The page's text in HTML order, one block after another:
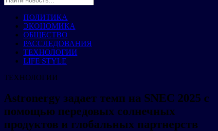
ПОЛИТИКА
ЭКОНОМИКА
ОБЩЕСТВО
РАССЛЕДОВАНИЯ
ТЕХНОЛОГИИ
LIFE STYLE
ТЕХНОЛОГИИ
Astronergy задает темп на SNEC 2025 с
помощью передовых солнечных
продуктов и глобальных партнерств